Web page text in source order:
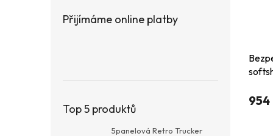
Přijímáme online platby
Top 5 produktů
5panelová Retro Trucker
954